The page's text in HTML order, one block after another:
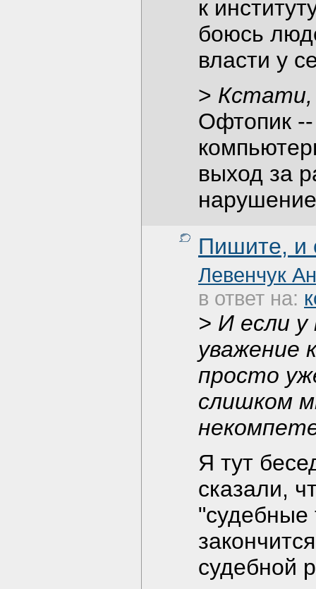
к
боюсь
власти у
> Кстати,
Офтопик --
выход за
Пишите, и
Левенчук
в ответ на:
> И если
уважение
просто
слишком
Я тут
сказали,
"судебные
судебной